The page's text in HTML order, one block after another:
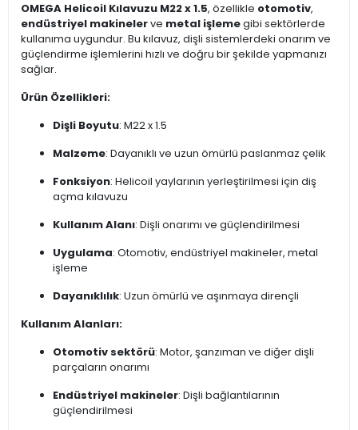
OMEGA Helicoil Kılavuzu M22 x 1.5, özellikle otomotiv,
endüstriyel makinelerve metal işlemegibi sektörlerde
kullanıma uygundur. Bu kılavuz, dişli sistemlerdeki onarım ve
güçlendirme işlemlerini hızlı ve doğru bir şekilde yapmanızı
sağlar.
Ürün Özellikleri:
Dişli Boyutu: M22 x 1.5
Malzeme: Dayanıklı ve uzun ömürlü paslanmaz çelik
Fonksiyon: Helicoil yaylarının yerleştirilmesi için diş
açma kılavuzu
Kullanım Alanı: Dişli onarımı ve güçlendirilmesi
Uygulama: Otomotiv, endüstriyel makineler, metal
işleme
Dayanıklılık: Uzun ömürlü ve aşınmaya dirençli
Kullanım Alanları:
Otomotiv sektörü: Motor, şanzıman ve diğer dişli
parçaların onarımı
Endüstriyel makineler: Dişli bağlantılarının
güçlendirilmesi